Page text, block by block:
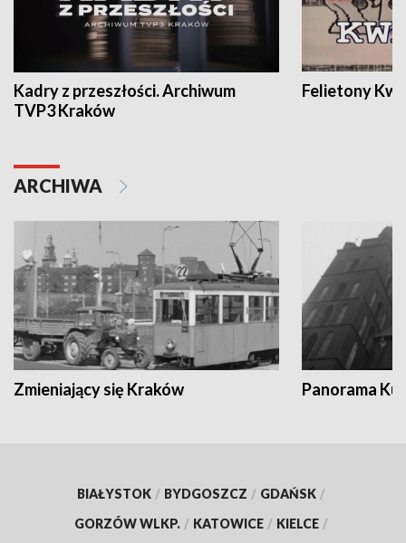
Kadry z przeszłości. Archiwum
TVP3 Kraków
Felietony
ARCHIWA
Zmieniający się Kraków Panorama
BIAŁYSTOK / BYDGOSZCZ / GDAŃSK /
GORZÓW WLKP. / KATOWICE / KIELCE /